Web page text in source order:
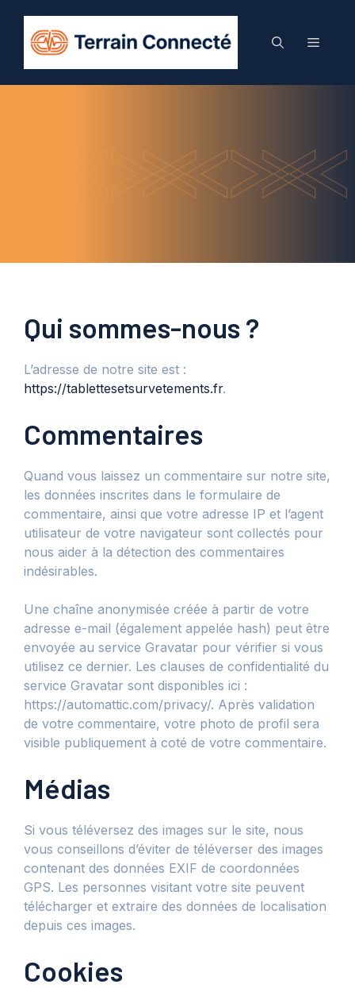
contenu
Menu
Qui sommes-nous ?
L’adresse de notre site est :
https://tablettesetsurvetements.fr.
Commentaires
Quand vous laissez un commentaire sur notre site,
les données inscrites dans le formulaire de
commentaire, ainsi que votre adresse IP et l’agent
utilisateur de votre navigateur sont collectés pour
nous aider à la détection des commentaires
indésirables.
Une chaîne anonymisée créée à partir de votre
adresse e-mail (également appelée hash) peut être
envoyée au service Gravatar pour vérifier si vous
utilisez ce dernier. Les clauses de confidentialité du
service Gravatar sont disponibles ici :
https://automattic.com/privacy/. Après validation
de votre commentaire, votre photo de profil sera
visible publiquement à coté de votre commentaire.
Médias
Si vous téléversez des images sur le site, nous
vous conseillons d’éviter de téléverser des images
contenant des données EXIF de coordonnées
GPS. Les personnes visitant votre site peuvent
télécharger et extraire des données de localisation
depuis ces images.
Cookies